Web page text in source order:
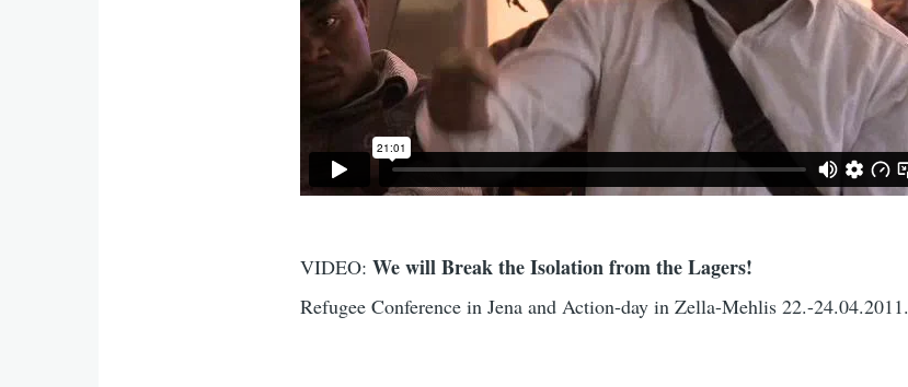
VIDEO:We will Break the Isolation from the Lagers!
Refugee Conference in Jena and Action-day in Zella-Mehlis 22.-24.04.2011.